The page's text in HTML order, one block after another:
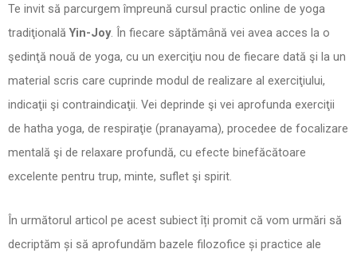
Te invit să parcurgem împreună cursul practic online de yoga
tradiţionalăYin-Joy. În fiecare săptămână vei avea acces la o
şedinţă nouă de yoga, cu un exerciţiu nou de fiecare dată şi la un
material scris care cuprinde modul de realizare al exerciţiului,
indicaţii şi contraindicaţii. Vei deprinde şi vei aprofunda exerciţii
de hatha yoga, de respiraţie (pranayama), procedee de focalizare
mentală şi de relaxare profundă, cu efecte binefăcătoare
excelente pentru trup, minte, suflet şi spirit.
În următorul articol pe acest subiect îți promit că vom urmări să
decriptăm și să aprofundăm bazele filozofice și practice ale